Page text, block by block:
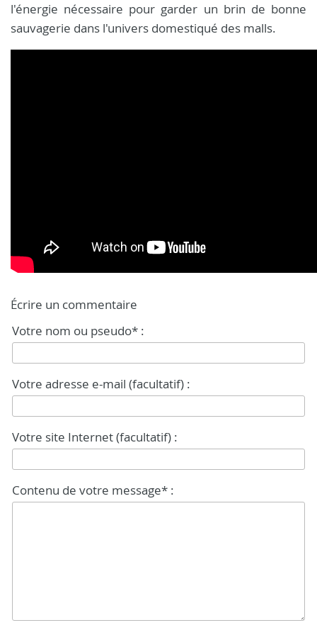
l'énergie nécessaire pour garder un brin de bonne
sauvagerie dans l'univers domestiqué des malls.
Écrire un commentaire
Votre nom ou pseudo* :
Votre adresse e-mail (facultatif) :
Votre site Internet (facultatif) :
Contenu de votre message* :